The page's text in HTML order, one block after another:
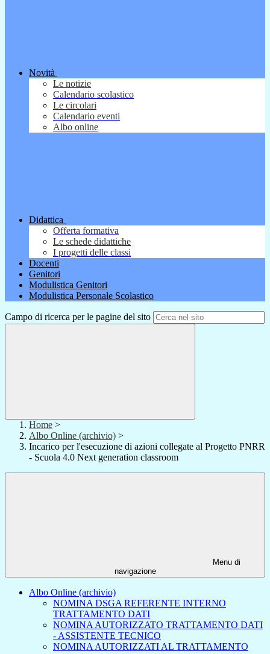
Novità
Le notizie
Calendario scolastico
Le circolari
Calendario eventi
Albo online
Didattica
Offerta formativa
Le schede didattiche
I progetti delle classi
Docenti
Genitori
Modulistica Genitori
Modulistica Personale Scolastico
Campo di ricerca per le pagine del sito
Home >
Albo Online (archivio) >
Incarico per l'esecuzione di azioni collegate al Progetto PNRR
- Scuola 4.0 Next generation classroom
Menu di
navigazione
Albo Online (archivio)
NOMINA DSGA REFERENTE INTERNO
TRATTAMENTO DATI
NOMINA AUTORIZZATO TRATTAMENTO DATI
- ASSISTENTE TECNICO
NOMINA AUTORIZZATI AL TRATTAMENTO